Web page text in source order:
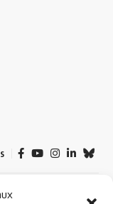
SAS, powered by